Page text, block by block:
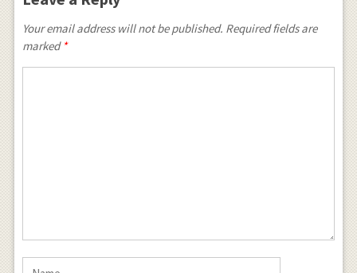
Your email address will not be published. Required fields are
marked *